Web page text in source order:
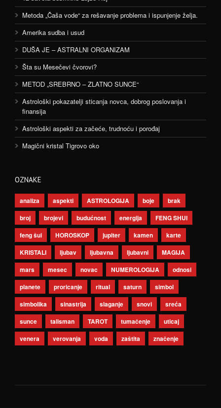
Metoda „Čaša vode“ za rešavanje problema i ispunjenje želja.
Amerika sudba i usud
DUŠA JE – ASTRALNI ORGANIZAM
Šta su Mesečevi čvorovi?
METOD „SREBRNO – ZLATNO SUNCE“
Astrološki pokazatelji sticanja novca, dobrog poslovanja i
finansija
Astrološki aspekti za začeće, trudnoću i porođaj
Magični kristal Tigrovo oko
OZNAKE
analiza aspekti ASTROLOGIJA boje
brak
broj
brojevi budućnost energija
FENG SHUI
feng šui
HOROSKOP jupiter kamen
karte
KRISTALI
ljubav ljubavna ljubavni
MAGIJA
mars
mesec novac NUMEROLOGIJA
odnosi
planete
proricanje ritual saturn
simbol
simbolika
sinastrija slaganje snovi
sreća
sunce
talisman TAROT tumačenje
uticaj
venera
verovanja voda zaštita značenje